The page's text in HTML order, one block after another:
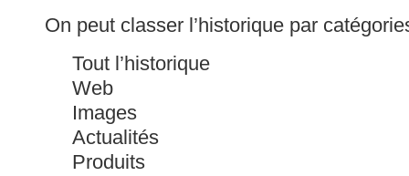
On peut classer l’historique par
Tout l’historique
Web
Images
Actualités
Produits